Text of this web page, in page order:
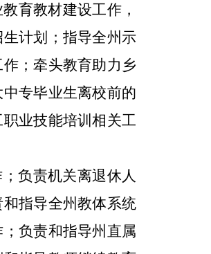
育教材建设工作，
计划；指导全州示
；牵头教育助力乡
专毕业生离校前的
业技能培训相关工
负责机关离退休人
指导全州教体系统
负责和指导州直属